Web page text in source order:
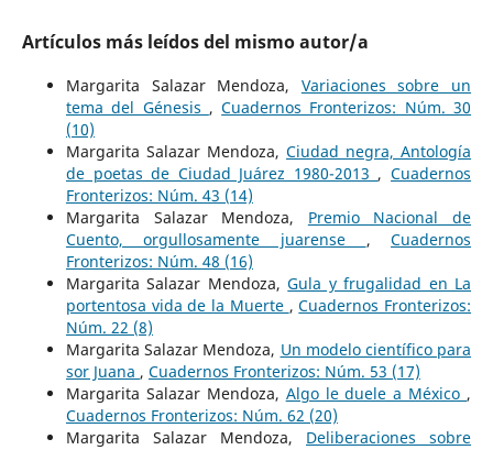
Artículos más leídos del mismo autor/a
Margarita Salazar Mendoza, Variaciones sobre un
tema del Génesis ,Cuadernos Fronterizos: Núm. 30
(10)
Margarita Salazar Mendoza,Ciudad negra, Antología
de poetas de Ciudad Juárez 1980-2013 ,Cuadernos
Fronterizos: Núm. 43 (14)
Margarita Salazar Mendoza, Premio Nacional de
Cuento, orgullosamente juarense ,Cuadernos
Fronterizos: Núm. 48 (16)
Margarita Salazar Mendoza,Gula y frugalidad en La
portentosa vida de la Muerte ,Cuadernos Fronterizos:
Núm. 22 (8)
Margarita Salazar Mendoza, Un modelo científico para
sor Juana , Cuadernos Fronterizos: Núm. 53 (17)
Margarita Salazar Mendoza, Algo le duele a México ,
Cuadernos Fronterizos: Núm. 62 (20)
Margarita Salazar Mendoza, Deliberaciones sobre